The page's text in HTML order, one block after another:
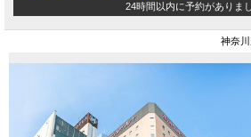
24時間以内に予約がありま
神奈